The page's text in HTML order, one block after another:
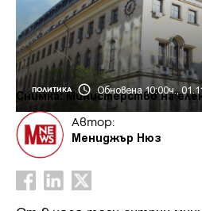
ПОЛИТИКА Обновена 10:00ч.,
Снимка: Министерство на
Автор:
Мениджър Нюз